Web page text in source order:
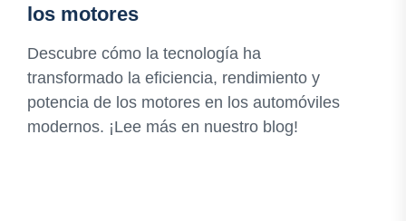
los motores
Descubre cómo la tecnología ha
transformado la eficiencia, rendimiento y
potencia de los motores en los automóviles
modernos. ¡Lee más en nuestro blog!